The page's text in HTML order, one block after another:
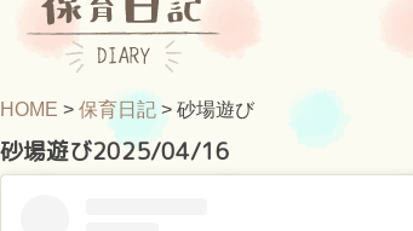
HOME > 保育日記 > 砂場遊び
砂場遊び2025/04/16